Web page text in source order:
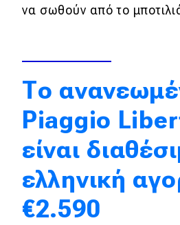
Δοκιμή
Συγκρίνουμε
Αγώνες
Formula 1
WRC
Motorsport
να σωθούν από το
Το
Piaggio
είναι
ελληνική
€2.590